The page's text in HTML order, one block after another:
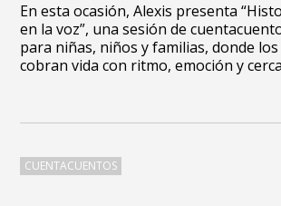
En esta ocasión, Alexis presenta
en la voz”, una sesión de
para niñas, niños y familias, donde
cobran vida con ritmo, emoción y
CUENTACUENTOS